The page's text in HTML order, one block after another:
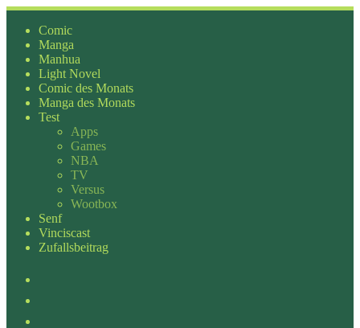
Zum
Inhalt
springen
Comic
Manga
Manhua
Light Novel
Comic des Monats
Manga des Monats
Test
Apps
Games
NBA
TV
Versus
Wootbox
Senf
Vinciscast
Zufallsbeitrag